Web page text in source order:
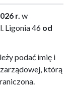
r. w
Ligonia 46 od
podać imię i
którą